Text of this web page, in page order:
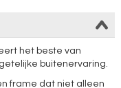
het beste van
buitenervaring.
frame dat niet alleen